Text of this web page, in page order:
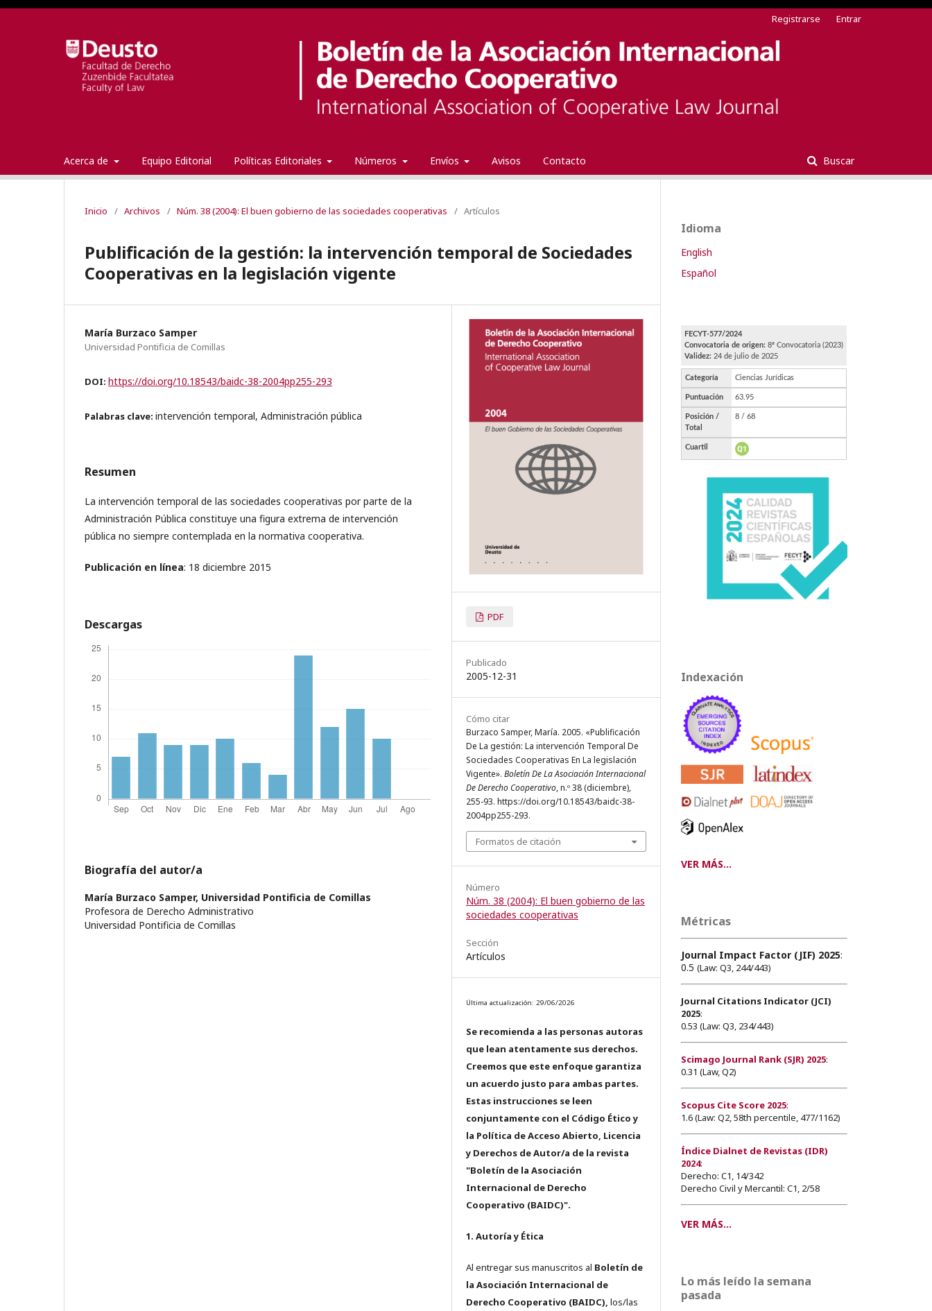
Acerca de Equipo Editorial Políticas Editoriales Números Envíos Avisos Contacto Buscar
Registrarse Entrar
Inicio / Archivos / Núm. 38 (2004): El buen gobierno de las sociedades cooperativas / Artículos
Publificación de la gestión: la intervención temporal de Sociedades
Cooperativas en la legislación vigente
María Burzaco Samper
Universidad Pontificia de Comillas
DOI: https://doi.org/10.18543/baidc-38-2004pp255-293
Palabras clave: intervención temporal, Administración pública
Resumen
La intervención temporal de las sociedades cooperativas por parte de la
Administración Pública constituye una figura extrema de intervención
pública no siempre contemplada en la normativa cooperativa.
Publicación en línea: 18 diciembre 2015
Descargas
Biografía del autor/a
María Burzaco Samper, Universidad Pontificia de Comillas
Profesora de Derecho Administrativo
Universidad Pontificia de Comillas
PDF
Publicado
2005-12-31
Cómo citar
Burzaco Samper, María. 2005. «Publificación
De La gestión: La intervención Temporal De
Sociedades Cooperativas En La legislación
Vigente». Boletín De La Asociación Internacional
De Derecho Cooperativo, n.º 38 (diciembre),
255-93. https://doi.org/10.18543/baidc-38-
2004pp255-293.
Formatos de citación
Número
Núm. 38 (2004): El buen gobierno de las
sociedades cooperativas
Sección
Artículos
Última actualización: 29/06/2026
Se recomienda a las personas autoras
que lean atentamente sus derechos.
Creemos que este enfoque garantiza
un acuerdo justo para ambas partes.
Estas instrucciones se leen
conjuntamente con el Código Ético y
la Política de Acceso Abierto, Licencia
y Derechos de Autor/a de la revista
"Boletín de la Asociación
Internacional de Derecho
Cooperativo (BAIDC)".
1. Autoría y Ética
Al entregar sus manuscritos al Boletín de
la Asociación Internacional de
Derecho Cooperativo (BAIDC), los/las
Idioma
English
Español
Indexación
VER MÁS...
Métricas
Journal Impact Factor (JIF) 2025:
0.5 (Law: Q3, 244/443)
Journal Citations Indicator (JCI)
2025:
0.53 (Law: Q3, 234/443)
Scimago Journal Rank (SJR) 2025:
0.31 (Law, Q2)
Scopus Cite Score 2025:
1.6 (Law: Q2, 58th percentile, 477/1162)
Índice Dialnet de Revistas (IDR)
2024:
Derecho: C1, 14/342
Derecho Civil y Mercantil: C1, 2/58
VER MÁS...
Lo más leído la semana
pasada